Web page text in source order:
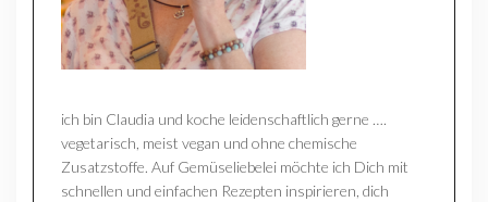
ich bin Claudia und koche leidenschaftlich gerne ….
vegetarisch, meist vegan und ohne chemische
Zusatzstoffe. Auf Gemüseliebelei möchte ich Dich mit
schnellen und einfachen Rezepten inspirieren, dich